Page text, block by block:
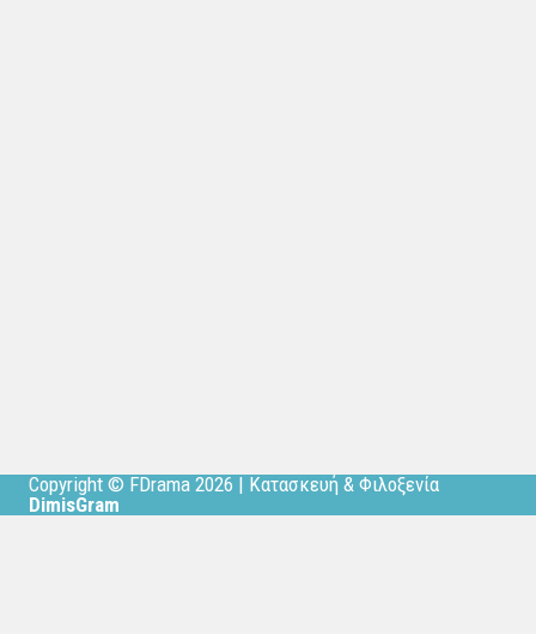
Copyright © FDrama 2026 | Κατασκευή & Φιλοξενία
DimisGram